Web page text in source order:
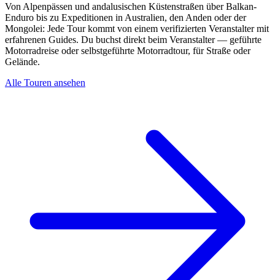
Von Alpenpässen und andalusischen Küstenstraßen über Balkan-
Enduro bis zu Expeditionen in Australien, den Anden oder der
Mongolei: Jede Tour kommt von einem verifizierten Veranstalter mit
erfahrenen Guides. Du buchst direkt beim Veranstalter — geführte
Motorradreise oder selbstgeführte Motorradtour, für Straße oder
Gelände.
Alle Touren ansehen